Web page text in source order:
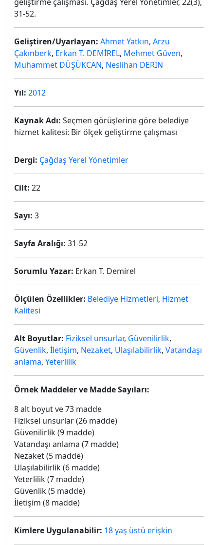
31-52.
Geliştiren/Uyarlayan: Ahmet Yatkın, Arzu
Çakınberk, Erkan T. DEMİREL, Mehmet Güven,
Muhammet DÜŞÜKCAN, Neslihan DERİN
Yıl: 2012
Kaynak Adı: Seçmen görüşlerine göre belediye
hizmet kalitesi: Bir ölçek geliştirme çalışması
Dergi: Çağdaş Yerel Yönetimler
Cilt: 22
Sayı: 3
Sayfa Aralığı: 31-52
Sorumlu Yazar: Erkan T. Demirel
Ölçülen Özellikler: Belediye Hizmetleri, Hizmet
Kalitesi
Alt Boyutlar: Fiziksel unsurlar, Güvenilirlik,
Güvenlik, İletişim, Nezaket, Ulaşılabilirlik, Vatandaşı
anlama, Yeterlilik
Örnek Maddeler ve Madde Sayıları:
8 alt boyut ve 73 madde
Fiziksel unsurlar (26 madde)
Güvenilirlik (9 madde)
Vatandaşı anlama (7 madde)
Nezaket (5 madde)
Ulaşılabilirlik (6 madde)
Yeterlilik (7 madde)
Güvenlik (5 madde)
İletişim (8 madde)
Kimlere Uygulanabilir: 18 yaş üstü erişkin